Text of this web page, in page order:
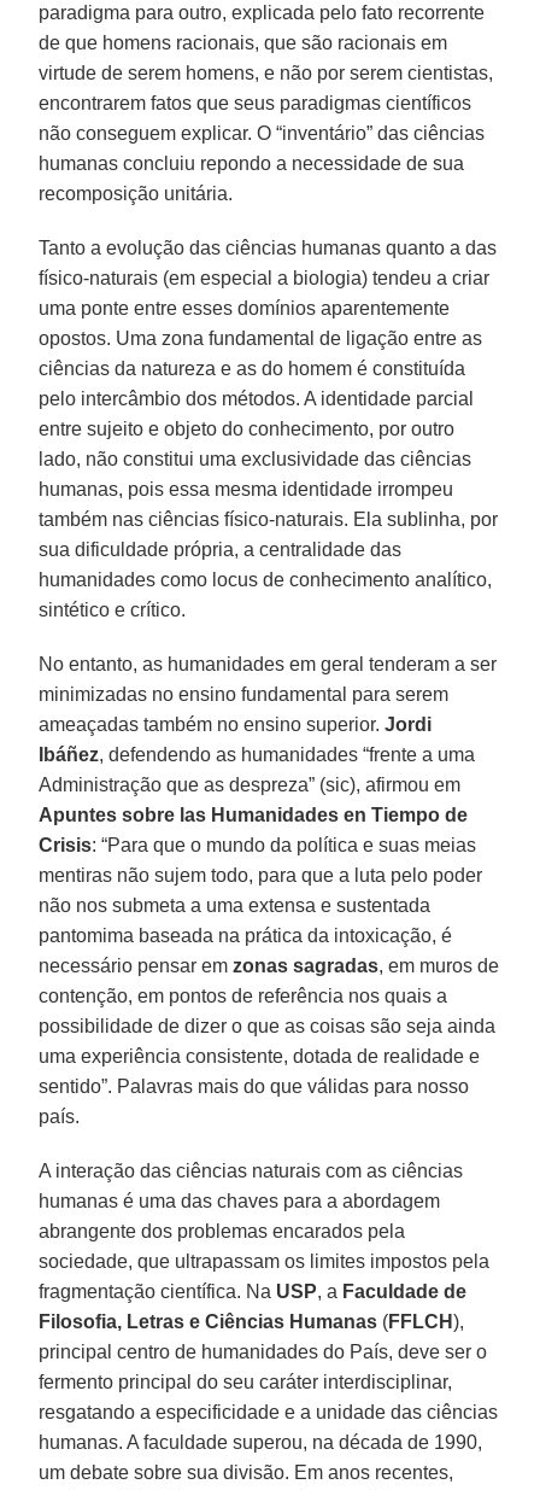
paradigma para outro, explicada pelo fato recorrente
de que homens racionais, que são racionais em
virtude de serem homens, e não por serem cientistas,
encontrarem fatos que seus paradigmas científicos
não conseguem explicar. O “inventário” das ciências
humanas concluiu repondo a necessidade de sua
recomposição unitária.
Tanto a evolução das ciências humanas quanto a das
físico-naturais (em especial a biologia) tendeu a criar
uma ponte entre esses domínios aparentemente
opostos. Uma zona fundamental de ligação entre as
ciências da natureza e as do homem é constituída
pelo intercâmbio dos métodos. A identidade parcial
entre sujeito e objeto do conhecimento, por outro
lado, não constitui uma exclusividade das ciências
humanas, pois essa mesma identidade irrompeu
também nas ciências físico-naturais. Ela sublinha, por
sua dificuldade própria, a centralidade das
humanidades como locus de conhecimento analítico,
sintético e crítico.
No entanto, as humanidades em geral tenderam a ser
minimizadas no ensino fundamental para serem
ameaçadas também no ensino superior.Jordi
Ibáñez, defendendo as humanidades “frente a uma
Administração que as despreza” (sic), afirmou em
Apuntes sobre las Humanidades en Tiempo de
Crisis: “Para que o mundo da política e suas meias
mentiras não sujem todo, para que a luta pelo poder
não nos submeta a uma extensa e sustentada
pantomima baseada na prática da intoxicação, é
necessário pensar emzonas sagradas, em muros de
contenção, em pontos de referência nos quais a
possibilidade de dizer o que as coisas são seja ainda
uma experiência consistente, dotada de realidade e
sentido”. Palavras mais do que válidas para nosso
país.
A interação das ciências naturais com as ciências
humanas é uma das chaves para a abordagem
abrangente dos problemas encarados pela
sociedade, que ultrapassam os limites impostos pela
fragmentação científica. Na USP, a Faculdade de
Filosofia, Letras e Ciências Humanas (FFLCH),
principal centro de humanidades do País, deve ser o
fermento principal do seu caráter interdisciplinar,
resgatando a especificidade e a unidade das ciências
humanas. A faculdade superou, na década de 1990,
um debate sobre sua divisão. Em anos recentes,